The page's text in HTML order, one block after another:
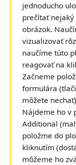
jednoducho
prečítať nejaký
obrázok.
vizualizovať
naučíme túto
reagovať na
Začneme
formulára
môžete
Nájdeme ho v
Additional
položme do
kliknutím
môžeme ho